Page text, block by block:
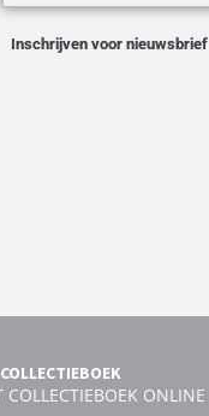
Inschrijven voor nieuwsbrief
COLLECTIEBOEK
COLLECTIEBOEK ONLINE